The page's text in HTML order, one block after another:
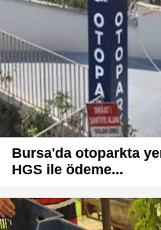
Bursa'da otoparkta
HGS ile ödeme...